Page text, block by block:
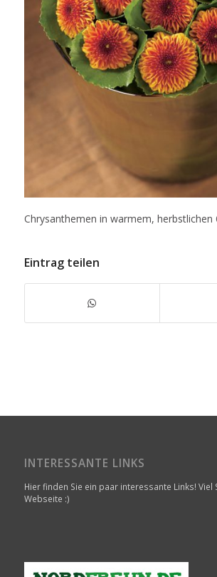
Chrysanthemen in warmem, herbstlichen
Eintrag teilen
INTERESSANTE LINKS
Hier finden Sie ein paar interessante Links! Viel
Webseite :)